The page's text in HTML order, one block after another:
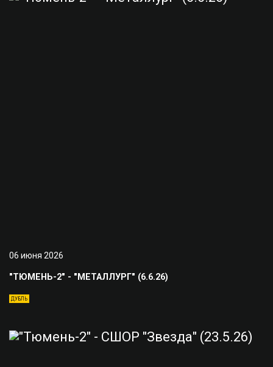
06 июня 2026
"ТЮМЕНЬ-2" - "МЕТАЛЛУРГ" (6.6.26)
ДУБЛЬ